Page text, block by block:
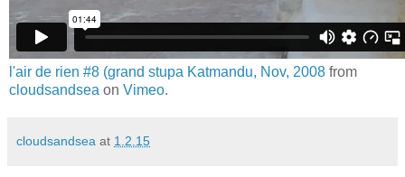
l'air de rien #8 (grand stupa Katmandu, Nov, 2008 from
cloudsandsea on Vimeo.
cloudsandsea at 1.2.15